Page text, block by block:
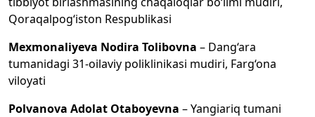
Qoraqalpog‘iston Respublikasi
Mexmonaliyeva Nodira Tolibovna – Dang‘ara
tumanidagi 31-oilaviy poliklinikasi mudiri, Farg‘ona
viloyati
Polvanova Adolat Otaboyevna – Yangiariq tumani